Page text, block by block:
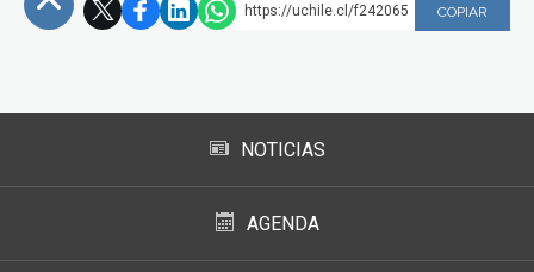
https://uchile.cl/f242065 COPIAR
NOTICIAS
AGENDA